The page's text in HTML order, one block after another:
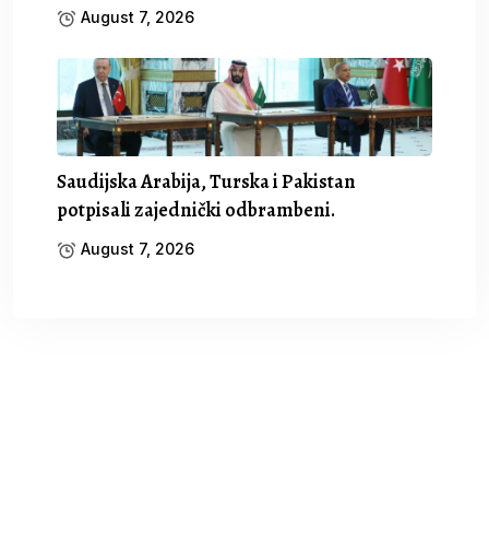
August 7, 2026
Saudijska Arabija, Turska i Pakistan
potpisali zajednički odbrambeni.
August 7, 2026